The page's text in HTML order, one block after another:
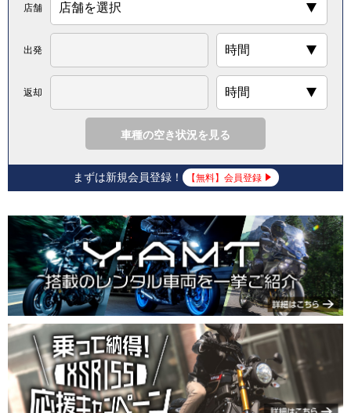
店舗
出発
返却
車種の空き状況を見る
まずは新規会員登録！ 【無料】会員登録